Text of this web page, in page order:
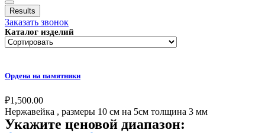
Results
Заказать звонок
Каталог изделий
Ордена на памятники
₽1,500.00
Нержавейка , размеры 10 см на 5см толщина 3 мм
Укажите ценовой диапазон: